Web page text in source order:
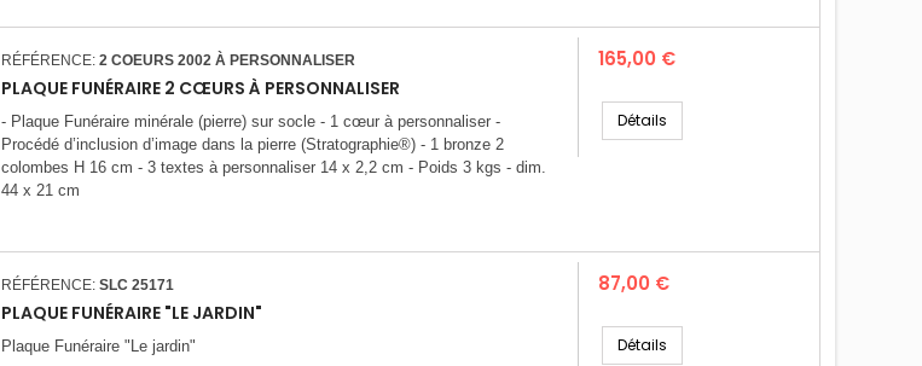
RÉFÉRENCE: 2 COEURS 2002 À PERSONNALISER
PLAQUE FUNÉRAIRE 2 CŒURS À PERSONNALISER
- Plaque Funéraire minérale (pierre) sur socle - 1 cœur à personnaliser -
Procédé d’inclusion d’image dans la pierre (Stratographie®) - 1 bronze 2
colombes H 16 cm - 3 textes à personnaliser 14 x 2,2 cm - Poids 3 kgs - dim.
44 x 21 cm
Prix
165,00 €
Détails
RÉFÉRENCE: SLC 25171
PLAQUE FUNÉRAIRE "LE JARDIN"
Plaque Funéraire "Le jardin"
Prix
87,00 €
Détails